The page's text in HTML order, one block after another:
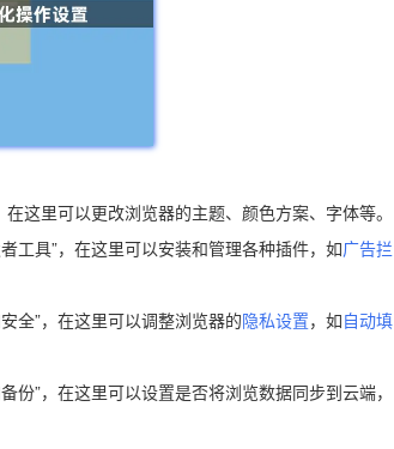
这里可以更改浏览器的主题、颜色方案、字体等。
工具”，在这里可以安装和管理各种插件，如广告拦
全”，在这里可以调整浏览器的隐私设置，如自动填
”，在这里可以设置是否将浏览数据同步到云端，